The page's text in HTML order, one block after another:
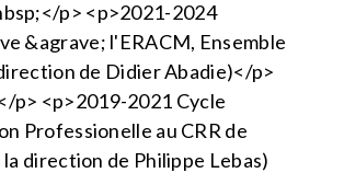
p> <p>2021-2024
&agrave; l'ERACM, Ensemble
de Didier Abadie)</p>
p> <p>2019-2021 Cycle
Professionelle au CRR de
la direction de Philippe Lebas)